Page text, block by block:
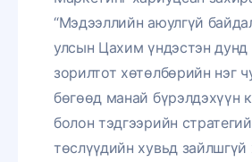
“Мэдээллийн аюулгүй
улсын Цахим үндэстэн дунд
зорилтот хөтөлбөрийн нэг
бөгөөд манай бүрэлдэхүүн
болон тэдгээрийн
төслүүдийн хувьд зайлшгүй